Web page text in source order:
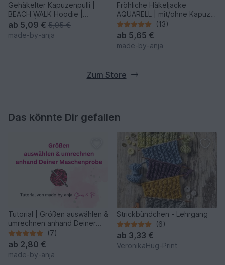
Gehäkelter Kapuzenpulli |
BEACH WALK Hoodie |
nahtlos | Kinder + Erw.
ab 5,09 € 5,95 €
made-by-anja
Fröhliche Häkeljacke
AQUARELL | mit/ohne Kapuze
| nahtlos
(13)
ab 5,65 €
made-by-anja
Zum Store
Das könnte Dir gefallen
Tutorial | Größen auswählen &
umrechnen anhand Deiner
Maschenprobe
(7)
ab 2,80 €
made-by-anja
Strickbündchen - Lehrgang
(6)
ab 3,33 €
VeronikaHug-Print